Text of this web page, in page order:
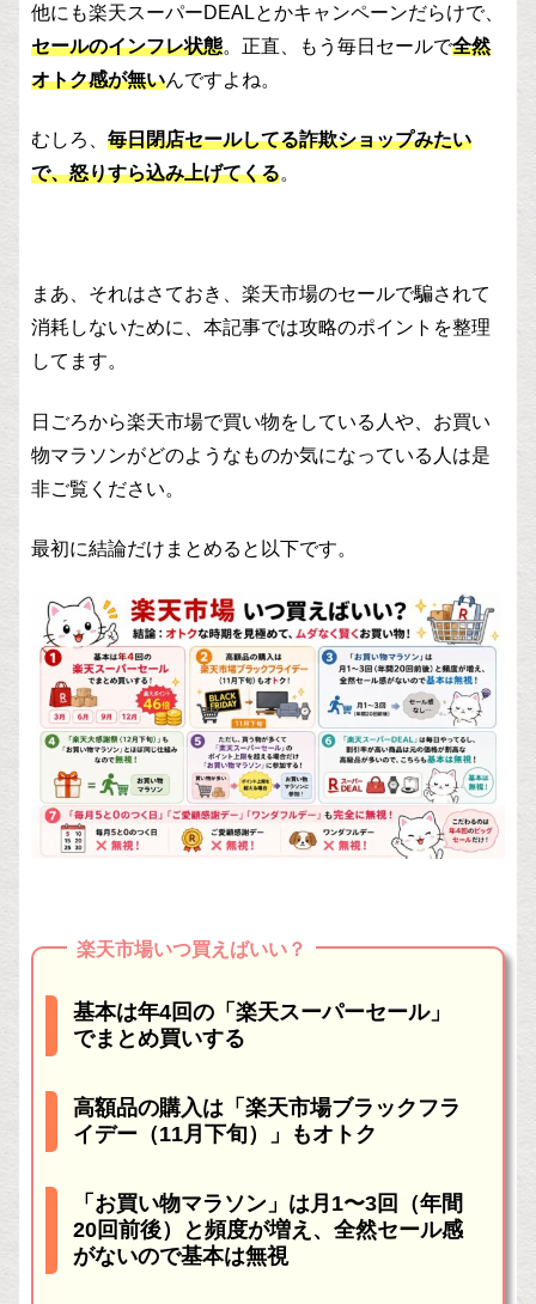
他にも楽天スーパーDEALとかキャンペーンだらけで、
セールのインフレ状態。正直、もう毎日セールで全然
オトク感が無いんですよね。
むしろ、 毎日閉店セールしてる詐欺ショップみたい
で、怒りすら込み上げてくる。
まあ、それはさておき、楽天市場のセールで騙されて
消耗しないために、本記事では攻略のポイントを整理
してます。
日ごろから楽天市場で買い物をしている人や、お買い
物マラソンがどのようなものか気になっている人は是
非ご覧ください。
最初に結論だけまとめると以下です。
楽天市場いつ買えばいい？
基本は年4回の「楽天スーパーセール」
でまとめ買いする
高額品の購入は「楽天市場ブラックフラ
イデー（11月下旬）」もオトク
「お買い物マラソン」は月1〜3回（年間
20回前後）と頻度が増え、全然セール感
がないので基本は無視